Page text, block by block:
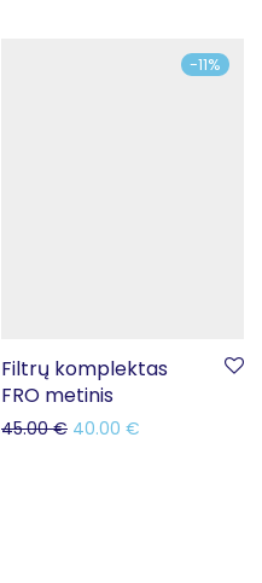
-11%
Filtrų komplektas
FRO metinis
45.00€ 40.00 €